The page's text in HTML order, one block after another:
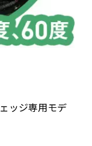
ッジ専用モデ